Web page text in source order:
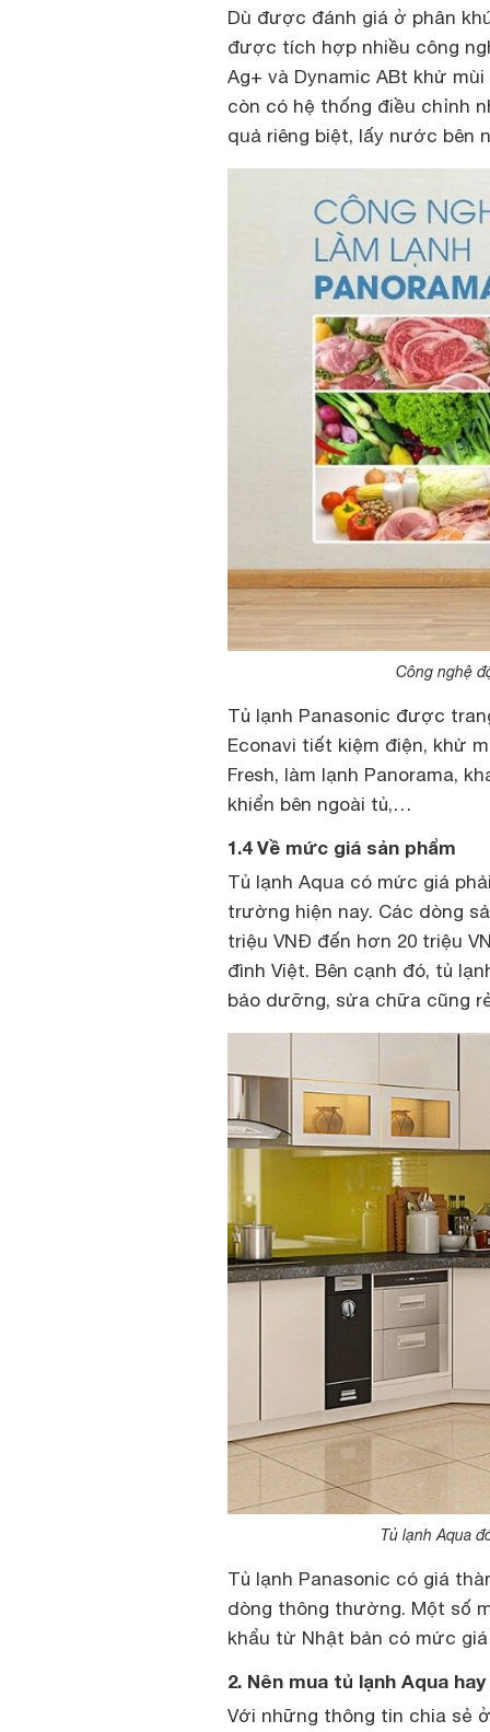
Dù được đánh giá ở phân
được tích hợp nhiều công
Ag+ và Dynamic ABt khử
còn có hệ thống điều chỉnh
quả riêng biệt, lấy nước bên
Công nghệ
Tủ lạnh Panasonic được
Econavi tiết kiệm điện, khử
Fresh, làm lạnh Panorama,
khiển bên ngoài tủ,…
1.4 Về mức giá sản phẩm
Tủ lạnh Aqua có mức giá
trường hiện nay. Các dòng
triệu VNĐ đến hơn 20 triệu
đình Việt. Bên cạnh đó, tủ
bảo dưỡng, sửa chữa cũng
Tủ lạnh Aqua
Tủ lạnh Panasonic có giá
dòng thông thường. Một số
khẩu từ Nhật bản có mức
2. Nên mua tủ lạnh Aqua
Với những thông tin chia sẻ